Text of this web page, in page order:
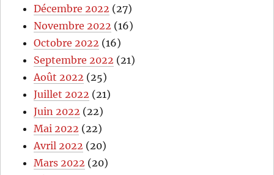
Décembre 2022 (27)
Novembre 2022 (16)
Octobre 2022 (16)
Septembre 2022 (21)
Août 2022 (25)
Juillet 2022 (21)
Juin 2022 (22)
Mai 2022 (22)
Avril 2022 (20)
Mars 2022 (20)